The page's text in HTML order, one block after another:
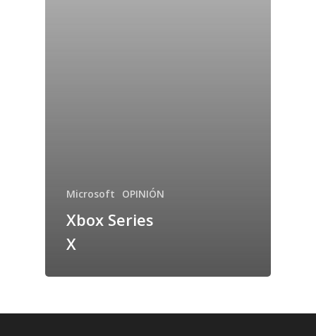
Microsoft OPINIÓN
Xbox Series
X